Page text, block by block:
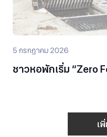
5 กรกฎาคม 2026
ชาวหอพักเริ่ม “Zero
เ